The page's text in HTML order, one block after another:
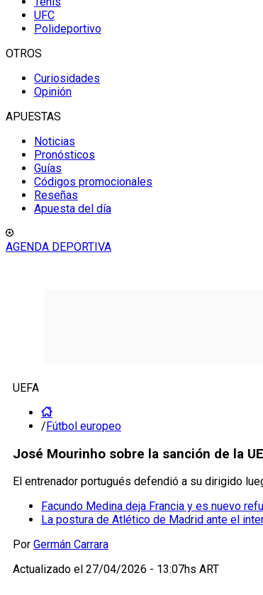
UFC
Polideportivo
OTROS
Curiosidades
Opinión
APUESTAS
Noticias
Pronósticos
Guías
Códigos promocionales
Reseñas
Apuesta del día
AGENDA DEPORTIVA
UEFA
/Fútbol europeo
José Mourinho sobre la sanción de la
El entrenador portugués defendió a su dirigido
Facundo Medina deja Francia y es nuevo
La postura de Atlético de Madrid ante el
Por Germán Carrara
Actualizado el 27/04/2026 - 13:07hs ART